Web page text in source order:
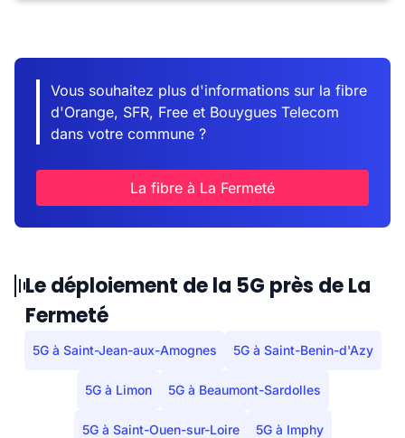
Vous souhaitez plus d'informations sur la fibre
d'Orange, SFR, Free et Bouygues Telecom
dans votre commune ?
La fibre à La Fermeté
Le déploiement de la 5G près de La
Fermeté
5G à Saint-Jean-aux-Amognes 5G à Saint-Benin-d'Azy
5G à Limon 5G à Beaumont-Sardolles
5G à Saint-Ouen-sur-Loire 5G à Imphy